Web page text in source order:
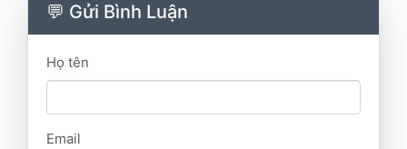
💬 Gửi Bình Luận
Họ tên
Email